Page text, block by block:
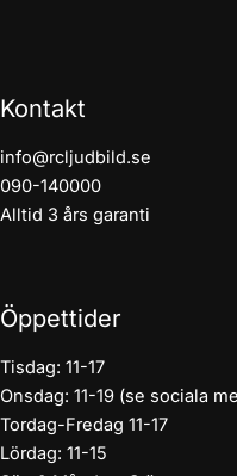
Kontakt
info@rcljudbild.se
090-140000
Alltid 3 års garanti
Öppettider
Tisdag: 11-17
Onsdag: 11-19 (se sociala
Tordag-Fredag 11-17
Lördag: 11-15